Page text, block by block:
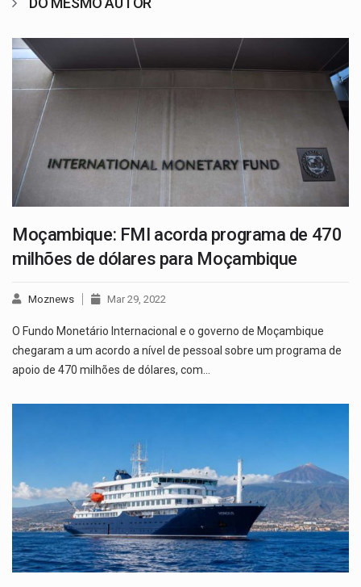
Moçambique: FMI acorda programa de 470
milhões de dólares para Moçambique
Moznews Mar 29, 2022
O Fundo Monetário Internacional e o governo de Moçambique
chegaram a um acordo a nível de pessoal sobre um programa de
apoio de 470 milhões de dólares, com…